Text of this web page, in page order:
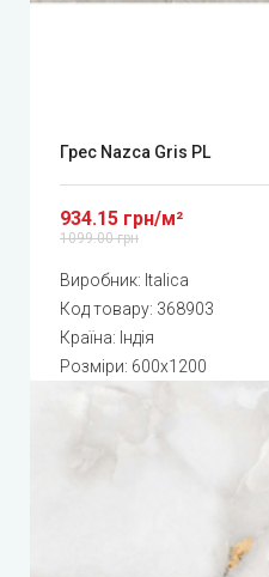
Грес Nazca Gris PL
934.15 грн/м²
1099.00 грн
Виробник: Italica
Код товару: 368903
Країна: Індія
Розміри: 600x1200